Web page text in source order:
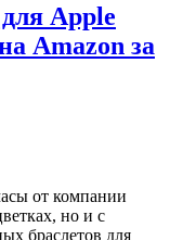
Apple
Amazon за
от компании
но и с
браслетов для